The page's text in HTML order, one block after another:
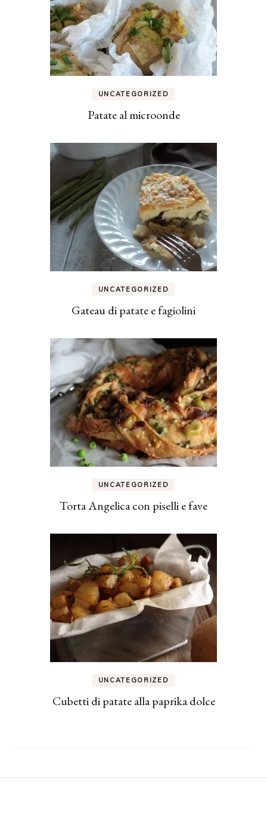
UNCATEGORIZED
Patate al microonde
UNCATEGORIZED
Gateau di patate e fagiolini
UNCATEGORIZED
Torta Angelica con piselli e fave
UNCATEGORIZED
Cubetti di patate alla paprika dolce